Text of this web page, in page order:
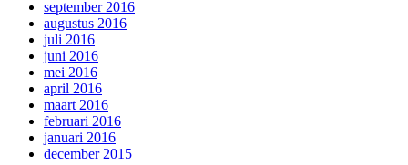
september 2016
augustus 2016
juli 2016
juni 2016
mei 2016
april 2016
maart 2016
februari 2016
januari 2016
december 2015